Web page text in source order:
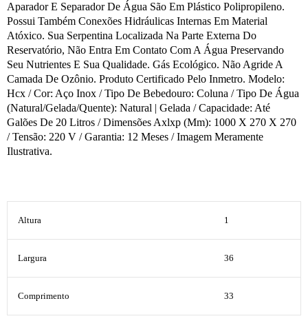
Aparador E Separador De Água São Em Plástico Polipropileno.
Possui Também Conexões Hidráulicas Internas Em Material
Atóxico. Sua Serpentina Localizada Na Parte Externa Do
Reservatório, Não Entra Em Contato Com A Água Preservando
Seu Nutrientes E Sua Qualidade. Gás Ecológico. Não Agride A
Camada De Ozônio. Produto Certificado Pelo Inmetro. Modelo:
Hcx / Cor: Aço Inox / Tipo De Bebedouro: Coluna / Tipo De Água
(Natural/Gelada/Quente): Natural | Gelada / Capacidade: Até
Galões De 20 Litros / Dimensões Axlxp (Mm): 1000 X 270 X 270
/ Tensão: 220 V / Garantia: 12 Meses / Imagem Meramente
Ilustrativa.
Altura 1
Largura 36
Comprimento 33